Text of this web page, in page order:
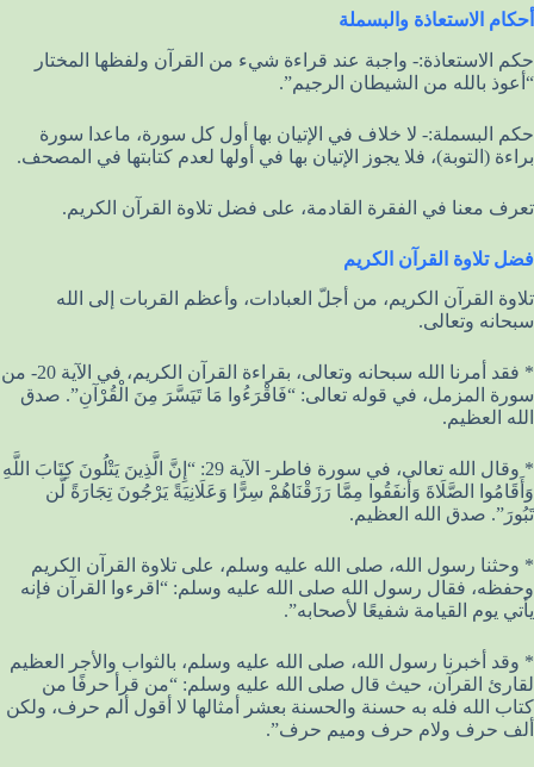
أحكام الاستعاذة والبسملة
حكم الاستعاذة:- واجبة عند قراءة شيء من القرآن ولفظها المختار
“أعوذ بالله من الشيطان الرجيم”.
حكم البسملة:- لا خلاف في الإتيان بها أول كل سورة، ماعدا سورة
براءة (التوبة)، فلا يجوز الإتيان بها في أولها لعدم كتابتها في المصحف.
تعرف معنا في الفقرة القادمة، على فضل تلاوة القرآن الكريم.
فضل تلاوة القرآن الكريم
تلاوة القرآن الكريم، من أجلّ العبادات، وأعظم القربات إلى الله
سبحانه وتعالى.
* فقد أمرنا الله سبحانه وتعالى، بقراءة القرآن الكريم، في الآية 20- من
سورة المزمل، في قوله تعالى: “فَاقْرَءُوا مَا تَيَسَّرَ مِنَ الْقُرْآنِ”. صدق
الله العظيم.
* وقال الله تعالى، في سورة فاطر- الآية 29: “إِنَّ الَّذِينَ يَتْلُونَ كِتَابَ اللَّهِ
وَأَقَامُوا الصَّلَاةَ وَأَنفَقُوا مِمَّا رَزَقْنَاهُمْ سِرًّا وَعَلَانِيَةً يَرْجُونَ تِجَارَةً لَّن
تَبُورَ”. صدق الله العظيم.
* وحثنا رسول الله، صلى الله عليه وسلم، على تلاوة القرآن الكريم
وحفظه، فقال رسول الله صلى الله عليه وسلم: “اقرءوا القرآن فإنه
يأتي يوم القيامة شفيعًا لأصحابه”.
* وقد أخبرنا رسول الله، صلى الله عليه وسلم، بالثواب والأجر العظيم
لقارئ القرآن، حيث قال صلى الله عليه وسلم: “من قرأ حرفًا من
كتاب الله فله به حسنة والحسنة بعشر أمثالها لا أقول ألم حرف، ولكن
ألف حرف ولام حرف وميم حرف”.